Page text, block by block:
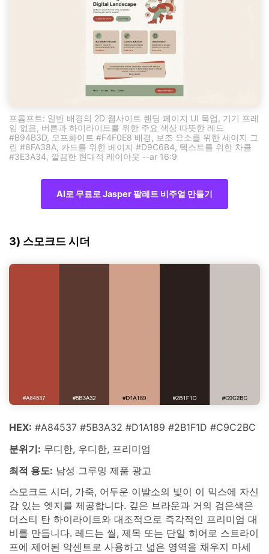
프롬프트: 일반 배경의 2D 웹사이트 랜딩 페이지 UI 목업, 기기 프레
임 없음, 버튼과 하이라이트를 위한 주요 색상 따뜻한 레드
#B94B3D, 오프화이트 #F4F0E8 배경, 보조 요소를 위한 세이지 그
린 #8FA38A, 카드를 위한 베이지 #D9C6B4, 텍스트를 위한 차콜
#3E3A34, 깔끔한 현대적 레이아웃 --ar 16:9
AI로 무료로 Jasper 팔레트 비주얼 만들기
3) 스모크드 시더
HEX: #A84537 #5B3A32 #D1A189 #2B1F1D #C9C2BC
분위기: 무디한, 우디한, 프리미엄
최적 용도: 남성 그루밍 제품 광고
스모크드 시더, 가죽, 어두운 이발소의 빛이 이 믹스에 자신
감 있는 엣지를 제공합니다. 깊은 브라운과 거의 검은색은
더스티 탄 하이라이트와 대조적으로 즉각적인 프리미엄 대
비를 만듭니다. 레드는 씰, 제목 또는 단일 히어로 스트라이
프에 제어된 악센트로 사용하고 넓은 영역을 채우지 마세